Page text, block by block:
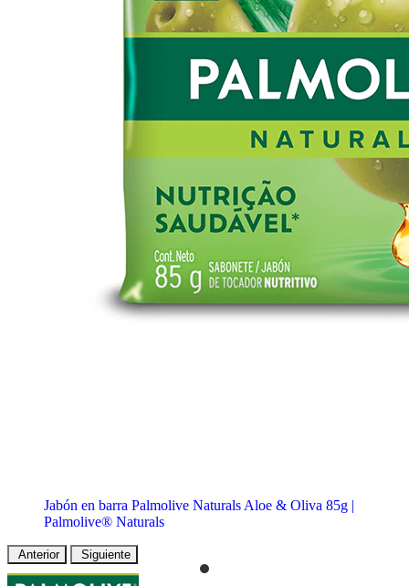
Jabón en barra Palmolive Naturals Aloe & Oliva 85g |
Palmolive® Naturals
Anterior Siguiente